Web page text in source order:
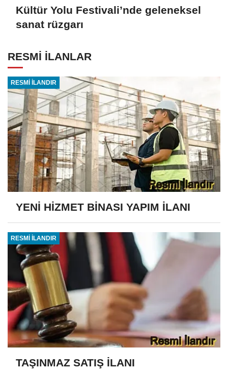
Kültür Yolu Festivali’nde geleneksel
sanat rüzgarı
RESMİ İLANLAR
RESMİ İLANDIR
YENİ HİZMET BİNASI YAPIM İLANI
RESMİ İLANDIR
TAŞINMAZ SATIŞ İLANI